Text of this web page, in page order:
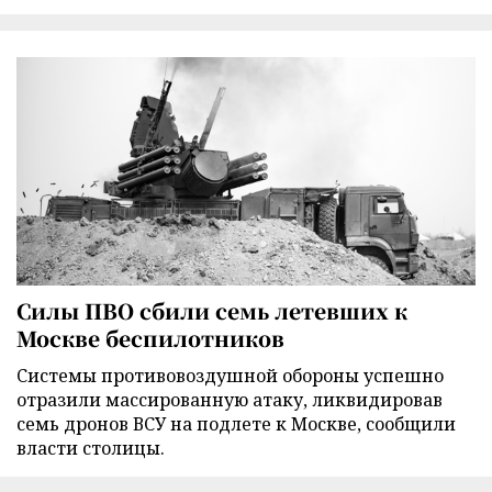
Силы ПВО сбили семь летевших к
Москве беспилотников
Cистемы противовоздушной обороны успешно
отразили массированную атаку, ликвидировав
семь дронов ВСУ на подлете к Москве, сообщили
власти столицы.